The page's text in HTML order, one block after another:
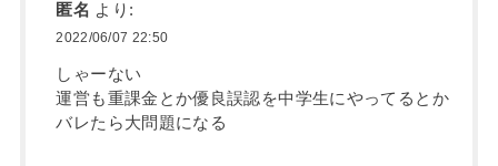
匿名 より:
2022/06/07 22:50
しゃーない
運営も重課金とか優良誤認を中学生にやってるとか
バレたら大問題になる